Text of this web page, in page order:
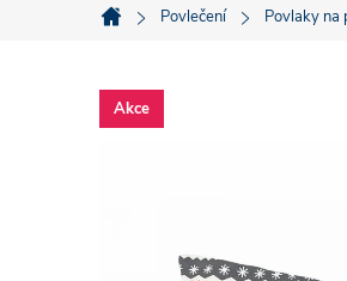
Domů
Povlečení Povlaky na
Akce